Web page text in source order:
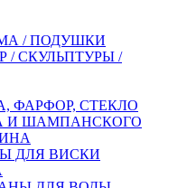
/ ПОДУШКИ
/ СКУЛЬПТУРЫ /
ФАРФОР, СТЕКЛО
И ШАМПАНСКОГО
ДЛЯ ВИСКИ